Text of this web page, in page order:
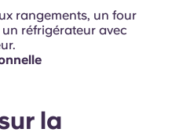
la
rangements, un four
réfrigérateur avec